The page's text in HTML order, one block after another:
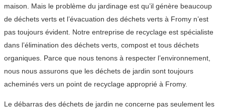
maison. Mais le problème du jardinage est qu’il génère beaucoup
de déchets verts et l’évacuation des déchets verts à Fromy n’est
pas toujours évident. Notre entreprise de recyclage est spécialiste
dans l’élimination des déchets verts, compost et tous déchets
organiques. Parce que nous tenons à respecter l’environnement,
nous nous assurons que les déchets de jardin sont toujours
acheminés vers un point de recyclage approprié à Fromy.
Le débarras des déchets de jardin ne concerne pas seulement les